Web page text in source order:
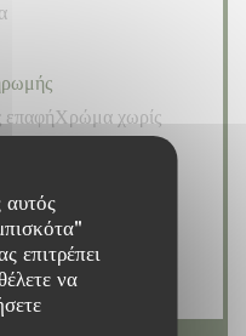
αυτός
να
χωρίς
Express,